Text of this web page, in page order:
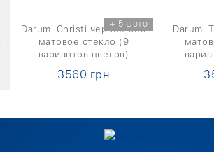
+ 5 фото
Darumi Christi черное или
матовое стекло (9
вариантов цветов)
3560 грн
Darumi